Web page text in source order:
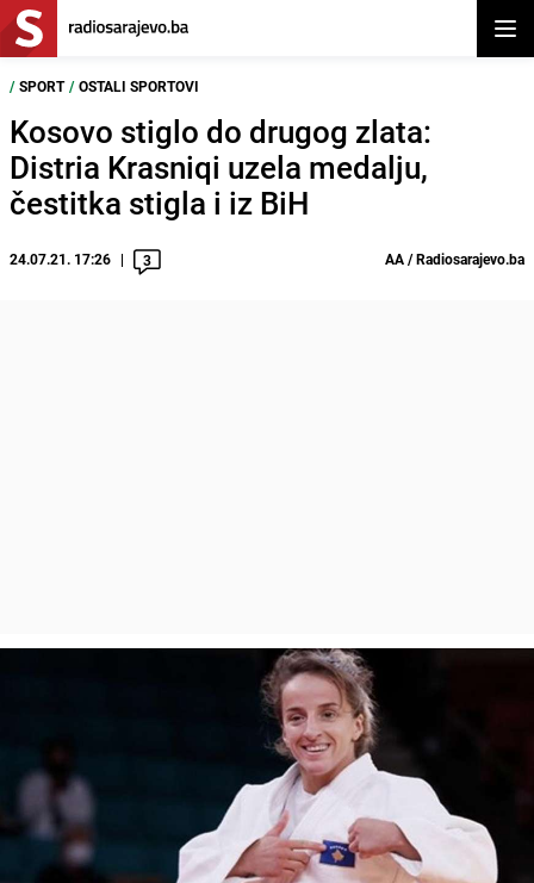
/ SPORT / OSTALI SPORTOVI
Kosovo stiglo do drugog zlata:
Distria Krasniqi uzela medalju,
čestitka stigla i iz BiH
24.07.21. 17:26 3 AA / Radiosarajevo.ba